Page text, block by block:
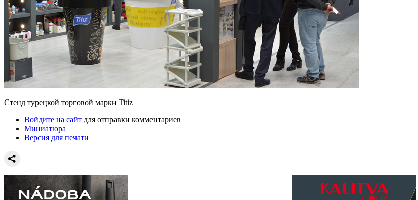
Стенд турецкой торговой марки Titiz
Войдите на сайт для отправки комментариев
Миниатюра
Версия для печати